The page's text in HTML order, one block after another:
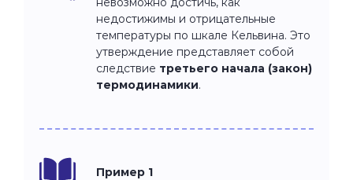
недостижимы и отрицательные
температуры по шкале Кельвина. Это
утверждение представляет собой
следствие третьего начала (закон)
термодинамики.
Пример 1